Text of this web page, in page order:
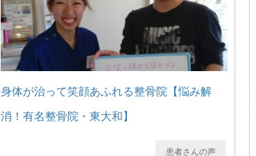
身体が治って笑顔あふれる整骨院【悩み解
消！有名整骨院・東大和】
患者さんの声